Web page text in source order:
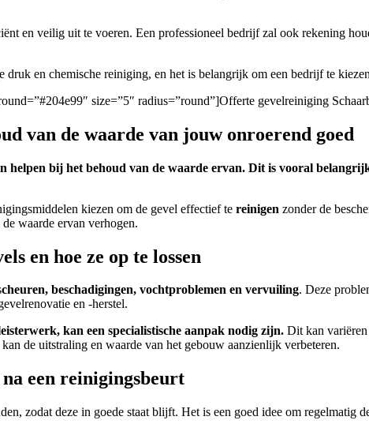
en veilig uit te voeren. Een professioneel bedrijf zal ook rekening
en chemische reiniging, en het is belangrijk om een bedrijf te
size=”5″ radius=”round”]Offerte gevelreiniging
van de waarde van jouw onroerend goed
bij het behoud van de waarde ervan. Dit is vooral
kiezen om de gevel effectief te reinigen zonder de
waarde ervan verhogen.
en hoe ze op te lossen
cheuren, beschadigingen, vochtproblemen en vervuiling. Deze
en -herstel.
kan een specialistische aanpak nodig zijn. Dit kan variëren
de uitstraling en waarde van het gebouw aanzienlijk verbeteren.
een reinigingsbeurt
zodat deze in goede staat blijft. Het is een goed idee om regelmatig